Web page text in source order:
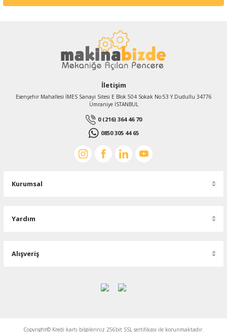
İletişim
Esenşehir Mahallesi İMES Sanayi Sitesi E Blok 504 Sokak No:53 Y.Dudullu 34776
Ümraniye İSTANBUL
0 (216) 364 46 70
0850 305 44 65
Kurumsal
Yardım
Alışveriş
Copyright© Kredi kartı bilgileriniz 256bit SSL sertifikası ile korunmaktadır.